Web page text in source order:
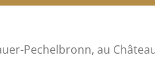
Pechelbronn, au Château